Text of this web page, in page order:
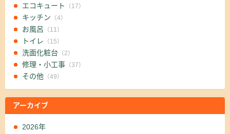
エコキュート （17）
キッチン （4）
お風呂 （11）
トイレ （15）
洗面化粧台（2）
修理・小工事（37）
その他 （49）
アーカイブ
2026年